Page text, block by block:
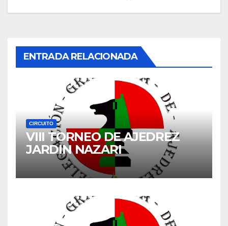
ENTRADA RELACIONADA
CIRCUITO
VIII TORNEO DE AJEDREZ
JARDIN NAZARI